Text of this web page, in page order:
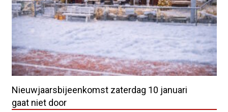
Nieuwjaarsbijeenkomst zaterdag 10 januari
gaat niet door